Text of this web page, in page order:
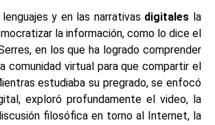
y en las narrativas digitales la
la información, como lo dice el
en los que ha logrado comprender
comunidad virtual para que compartir el
estudiaba su pregrado, se enfocó
exploró profundamente el video, la
filosófica en torno al Internet, la